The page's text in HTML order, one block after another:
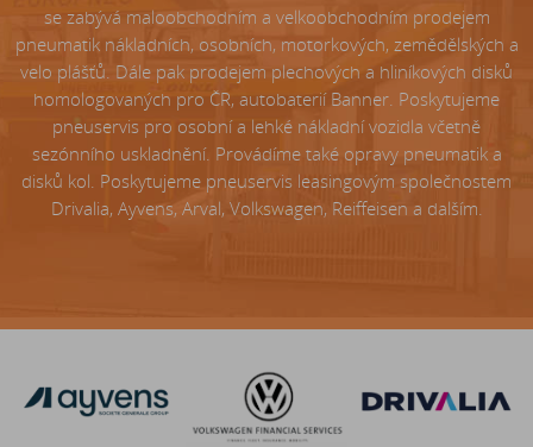
se zabývá maloobchodním a velkoobchodním prodejem
pneumatik nákladních, osobních, motorkových, zemědělských a
velo plášťů. Dále pak prodejem plechových a hliníkových disků
homologovaných pro ČR, autobaterií Banner. Poskytujeme
pneuservis pro osobní a lehké nákladní vozidla včetně
sezónního uskladnění. Provádíme také opravy pneumatik a
disků kol. Poskytujeme pneuservis leasingovým společnostem
Drivalia, Ayvens, Arval, Volkswagen, Reiffeisen a dalším.